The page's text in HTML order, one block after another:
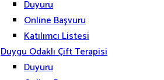
Duyuru
Online Başvuru
Katılımcı Listesi
Duygu Odaklı Çift Terapisi
Duyuru